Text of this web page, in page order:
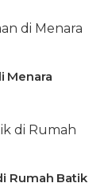
Menara
Rumah Batik